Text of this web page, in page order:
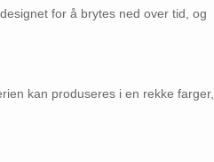
for å brytes ned over tid, og
kan produseres i en rekke farger,